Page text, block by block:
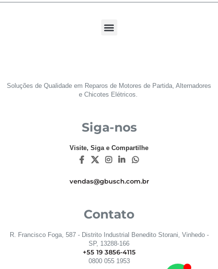
Soluções de Qualidade em Reparos de Motores de Partida, Alternadores
e Chicotes Elétricos.
Siga-nos
Visite, Siga e Compartilhe
vendas@gbusch.com.br
Contato
R. Francisco Foga, 587 - Distrito Industrial Benedito Storani, Vinhedo -
SP, 13288-166
+55 19 3856-4115
0800 055 1953